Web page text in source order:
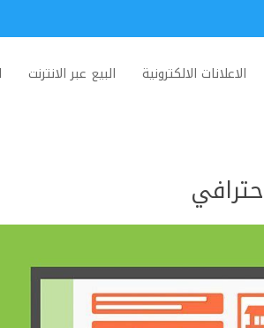
الاعلانات الالكترونية البيع عبر الانترنت